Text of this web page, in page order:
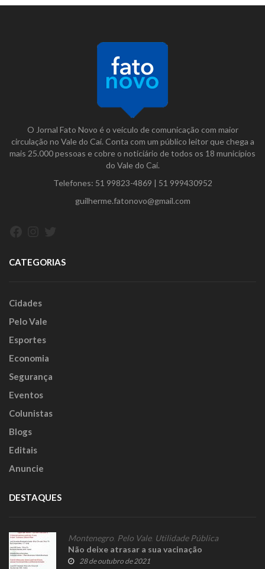
O Jornal Fato Novo é o veículo de comunicação com maior
circulação no Vale do Caí. Conta com um público leitor que chega a
mais 25.000 pessoas e cobre o noticiário de todos os 18 municípios
do Vale do Caí.
Telefones: 51 99823-4869 | 51 999430952
guilherme.fatonovo@gmail.com
CATEGORIAS
Cidades
Pelo Vale
Esportes
Economia
Segurança
Eventos
Colunistas
Blogs
Editais
Anuncie
DESTAQUES
Montenegro Pelo Vale, Utilidade Pública
Não deixe atrasar a sua vacinação
28 de outubro de 2021